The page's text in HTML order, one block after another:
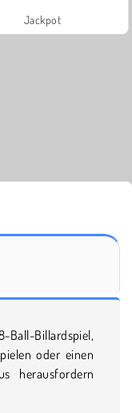
Jackpot
Ball-Billardspiel,
oder einen
herausfordern